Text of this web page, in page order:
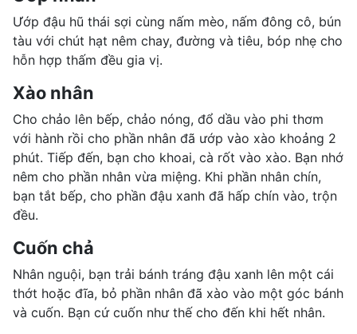
Ướp đậu hũ thái sợi cùng nấm mèo, nấm đông cô, bún
tàu với chút hạt nêm chay, đường và tiêu, bóp nhẹ cho
hỗn hợp thấm đều gia vị.
Xào nhân
Cho chảo lên bếp, chảo nóng, đổ dầu vào phi thơm
với hành rồi cho phần nhân đã ướp vào xào khoảng 2
phút. Tiếp đến, bạn cho khoai, cà rốt vào xào. Bạn nhớ
nêm cho phần nhân vừa miệng. Khi phần nhân chín,
bạn tắt bếp, cho phần đậu xanh đã hấp chín vào, trộn
đều.
Cuốn chả
Nhân nguội, bạn trải bánh tráng đậu xanh lên một cái
thớt hoặc đĩa, bỏ phần nhân đã xào vào một góc bánh
và cuốn. Bạn cứ cuốn như thế cho đến khi hết nhân.